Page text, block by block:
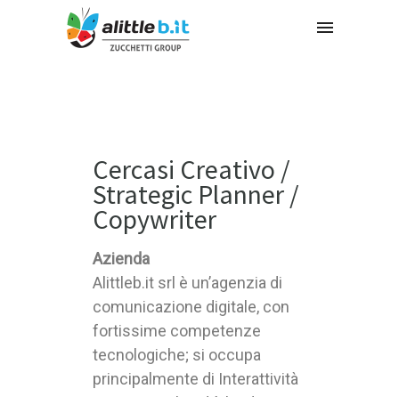
Cercasi Creativo /
Strategic Planner /
Copywriter
Azienda
Alittleb.it srl è un’agenzia di
comunicazione digitale, con
fortissime competenze
tecnologiche; si occupa
principalmente di Interattività